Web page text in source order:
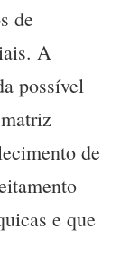
de
A
possível
de
e que